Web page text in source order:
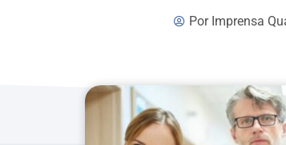
PorImprensa